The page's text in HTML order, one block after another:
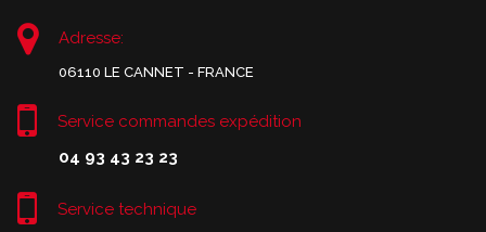
Adresse:
06110 LE CANNET - FRANCE
Service commandes expédition
04 93 43 23 23
Service technique